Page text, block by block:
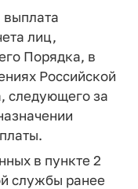
лиц,
Порядка, в
Российской
следующего за
в пункте 2
службы ранее